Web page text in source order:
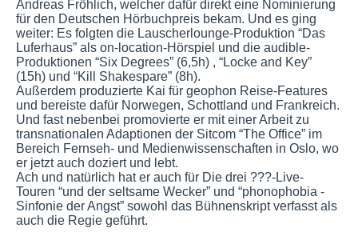
Andreas Fröhlich, welcher dafür direkt eine Nominierung
für den Deutschen Hörbuchpreis bekam. Und es ging
weiter: Es folgten die Lauscherlounge-Produktion “Das
Luferhaus” als on-location-Hörspiel und die audible-
Produktionen “Six Degrees” (6,5h) , “Locke and Key”
(15h) und “Kill Shakespare” (8h).
Außerdem produzierte Kai für geophon Reise-Features
und bereiste dafür Norwegen, Schottland und Frankreich.
Und fast nebenbei promovierte er mit einer Arbeit zu
transnationalen Adaptionen der Sitcom “The Office” im
Bereich Fernseh- und Medienwissenschaften in Oslo, wo
er jetzt auch doziert und lebt.
Ach und natürlich hat er auch für Die drei ???-Live-
Touren “und der seltsame Wecker” und “phonophobia -
Sinfonie der Angst” sowohl das Bühnenskript verfasst als
auch die Regie geführt.